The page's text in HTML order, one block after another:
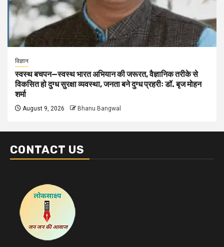
विज्ञान
स्वस्थ बचपन—स्वस्थ भारत अभियान की जरूरत, वैज्ञानिक तरीके से
विकसित हो दुग्ध सुरक्षा व्यवस्था, जनता बने दुग्ध प्रहरीः डॉ. बृज मोहन
शर्मा
August 9, 2026 Bhanu Bangwal
CONTACT US